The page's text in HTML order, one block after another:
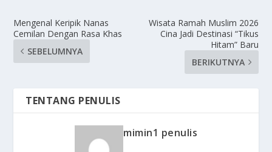
Mengenal Keripik Nanas
Cemilan Dengan Rasa Khas
SEBELUMNYA
Wisata Ramah Muslim 2026
Cina Jadi Destinasi “Tikus
Hitam” Baru
BERIKUTNYA
TENTANG PENULIS
mimin1 penulis